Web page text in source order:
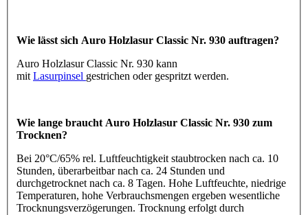
Wie lässt sich Auro Holzlasur Classic Nr. 930 auftragen?
Auro Holzlasur Classic Nr. 930 kann
mit Lasurpinsel gestrichen oder gespritzt werden.
Wie lange braucht Auro Holzlasur Classic Nr. 930 zum
Trocknen?
Bei 20°C/65% rel. Luftfeuchtigkeit staubtrocken nach ca. 10
Stunden, überarbeitbar nach ca. 24 Stunden und
durchgetrocknet nach ca. 8 Tagen. Hohe Luftfeuchte, niedrige
Temperaturen, hohe Verbrauchsmengen ergeben wesentliche
Trocknungsverzögerungen. Trocknung erfolgt durch